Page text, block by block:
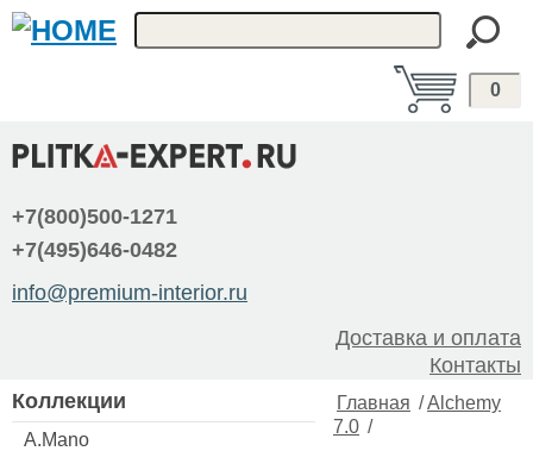
0
+7(800)500-1271
+7(495)646-0482
info@premium-interior.ru
Доставка и оплата
Контакты
Коллекции
A.Mano
Главная /Alchemy
7.0 /